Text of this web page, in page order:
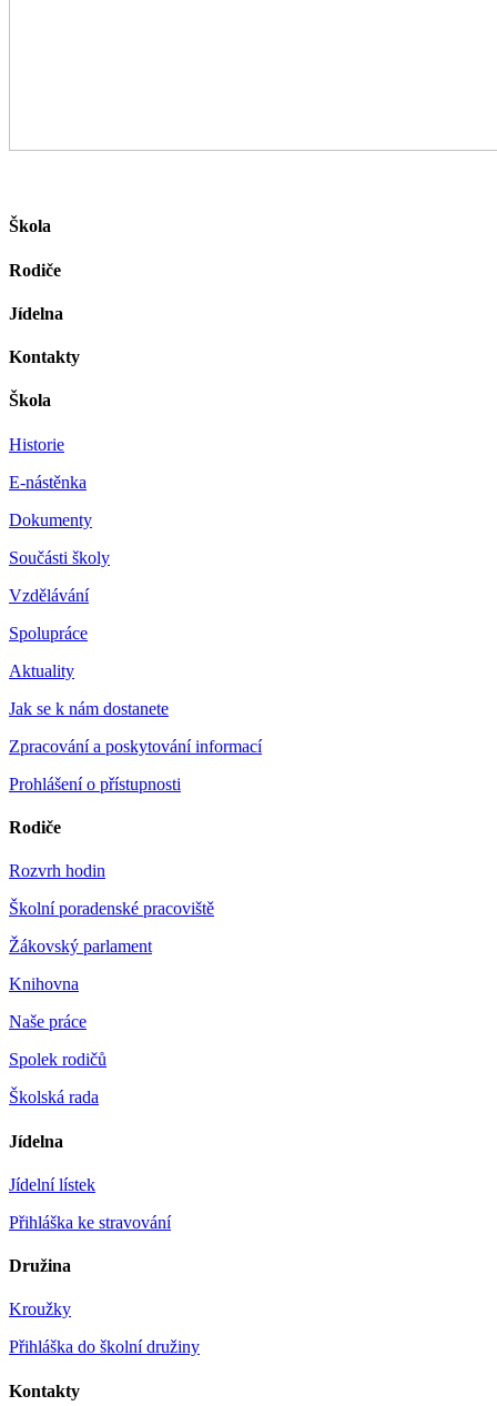
Škola
Rodiče
Jídelna
Kontakty
Škola
Historie
E-nástěnka
Dokumenty
Součásti školy
Vzdělávání
Spolupráce
Aktuality
Jak se k nám dostanete
Zpracování a poskytování informací
Prohlášení o přístupnosti
Rodiče
Rozvrh hodin
Školní poradenské pracoviště
Žákovský parlament
Knihovna
Naše práce
Spolek rodičů
Školská rada
Jídelna
Jídelní lístek
Přihláška ke stravování
Družina
Kroužky
Přihláška do školní družiny
Kontakty